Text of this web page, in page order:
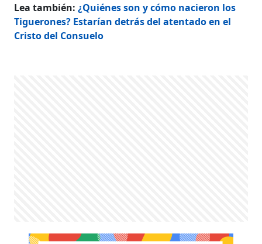
Lea también:¿Quiénes son y cómo nacieron los
Tiguerones? Estarían detrás del atentado en el
Cristo del Consuelo